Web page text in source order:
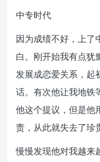
中专时代
因为成绩不好，上了
白。刚开始我有点犹
发展成恋爱关系，起
话。有次他让我地铁
他这个提议，但是他
责，从此就失去了珍
慢慢发现他对我越来